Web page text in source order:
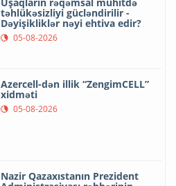
təhlükəsizliyi gücləndirilir -
Dəyişikliklər nəyi ehtiva edir?
05-08-2026
Azercell-dən illik “ZengimCELL”
xidməti
05-08-2026
Nazir Qazaxıstanın Prezident